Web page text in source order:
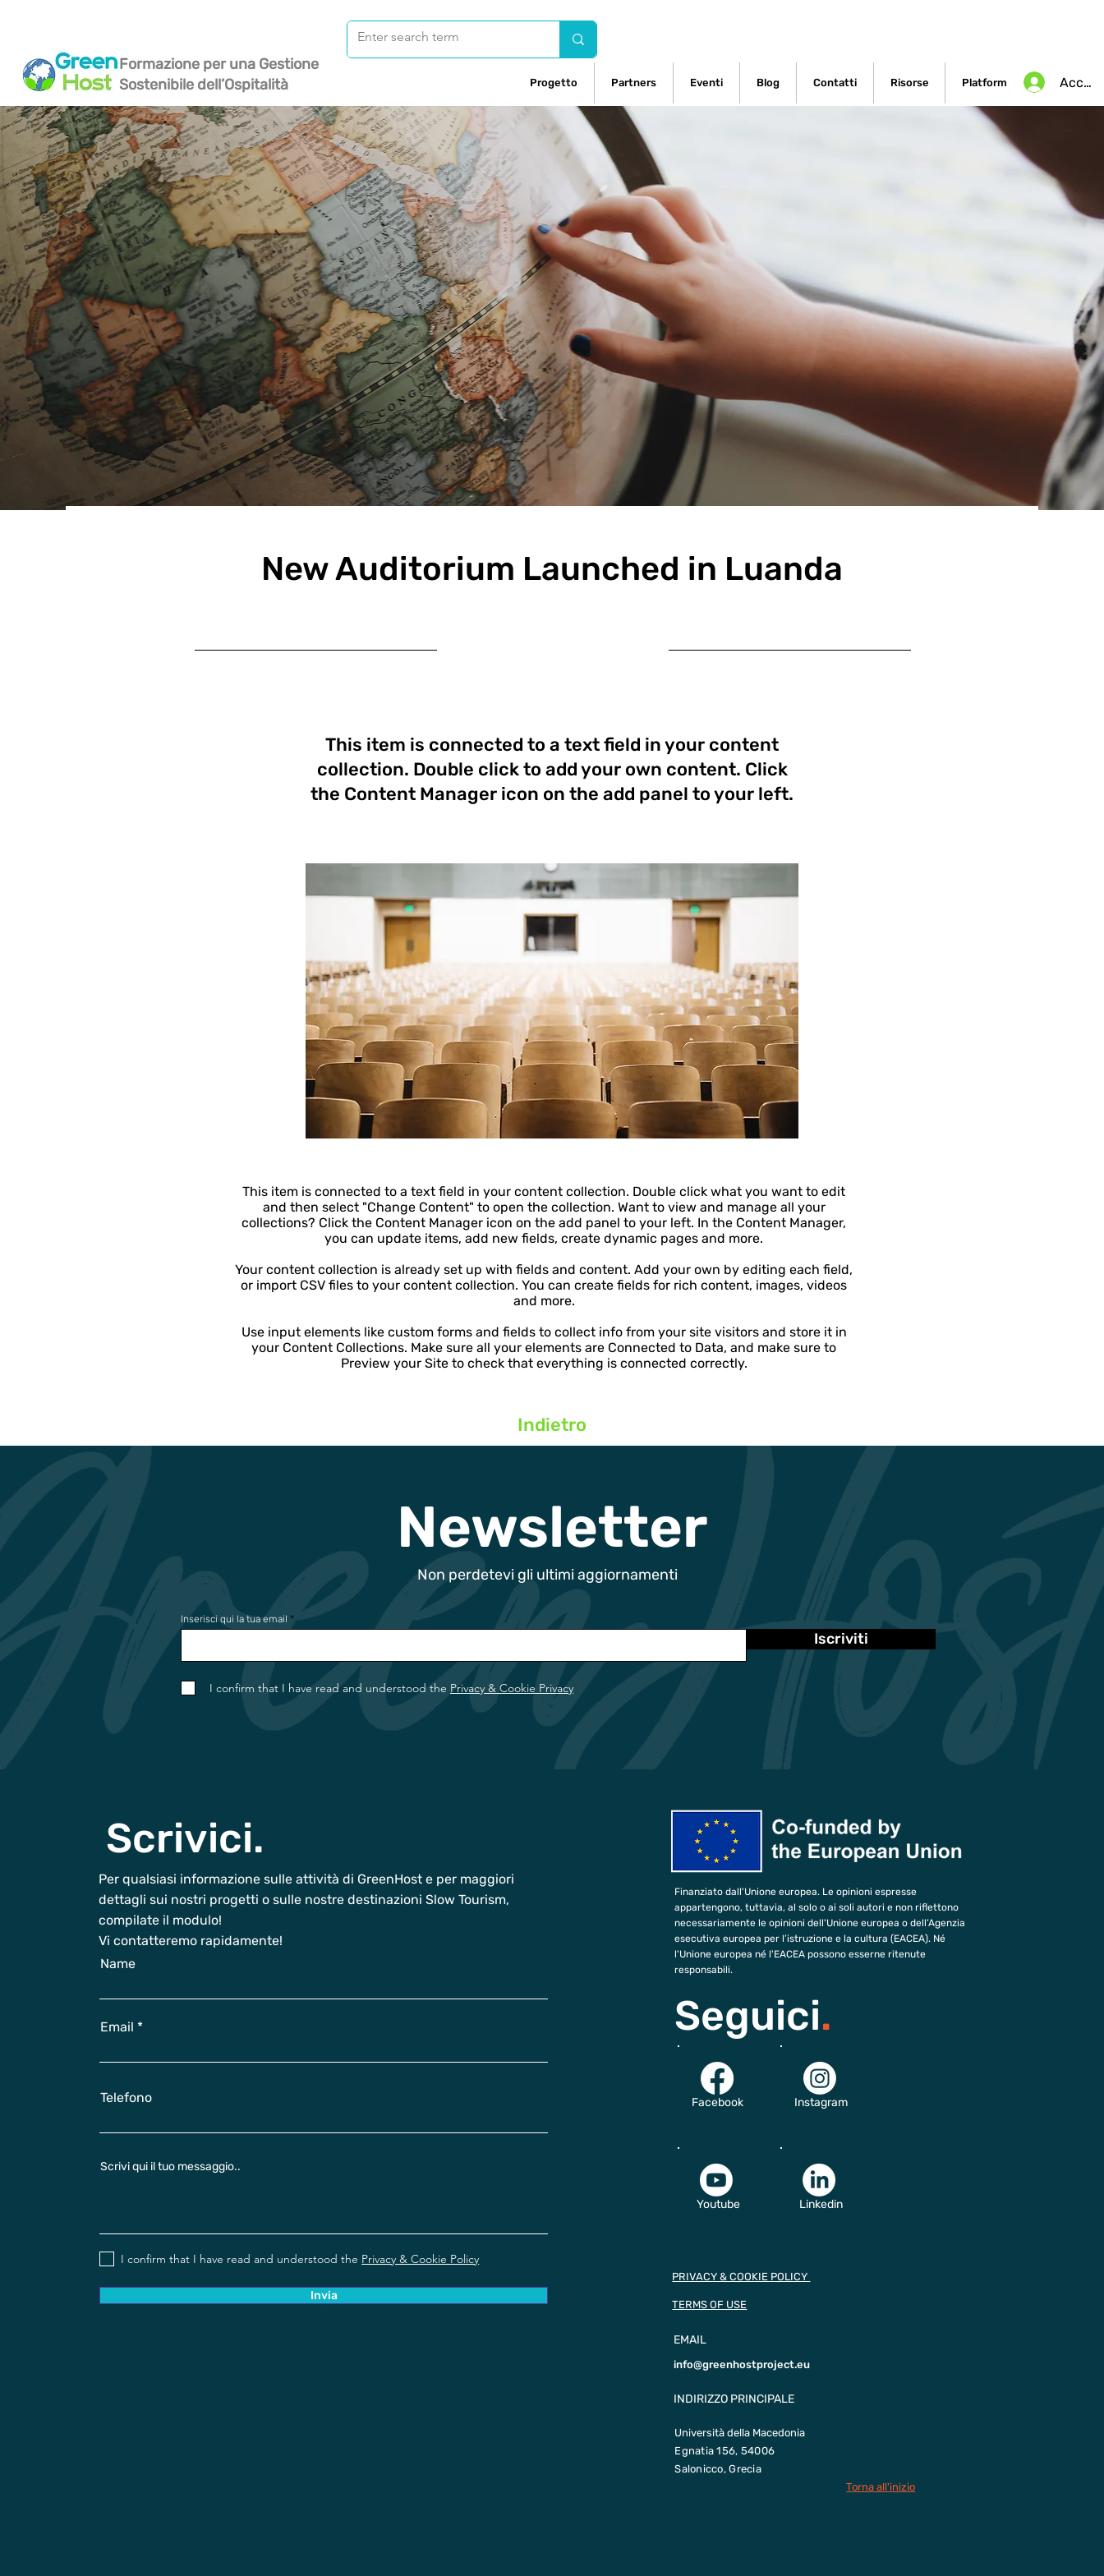
Formazione per una Gestione
Sostenibile dell’Ospitalità
Progetto Partners Eventi Blog Contatti Risorse Platform Accedi
New Auditorium Launched in Luanda
This item is connected to a text field in your content
collection. Double click to add your own content. Click
the Content Manager icon on the add panel to your left.
This item is connected to a text field in your content collection. Double click what you want to edit
and then select "Change Content" to open the collection. Want to view and manage all your
collections? Click the Content Manager icon on the add panel to your left. In the Content Manager,
you can update items, add new fields, create dynamic pages and more.
Your content collection is already set up with fields and content. Add your own by editing each field,
or import CSV files to your content collection. You can create fields for rich content, images, videos
and more.
Use input elements like custom forms and fields to collect info from your site visitors and store it in
your Content Collections. Make sure all your elements are Connected to Data, and make sure to
Preview your Site to check that everything is connected correctly.
Indietro
Newsletter
Non perdetevi gli ultimi aggiornamenti
Inserisci qui la tua email
Iscriviti
I confirm that I have read and understood the Privacy & Cookie Privacy
Scrivici.
Per qualsiasi informazione sulle attività di GreenHost e per maggiori
dettagli sui nostri progetti o sulle nostre destinazioni Slow Tourism,
compilate il modulo!
Vi contatteremo rapidamente!
Name
Email
Telefono
Scrivi qui il tuo messaggio..
I confirm that I have read and understood the Privacy & Cookie Policy
Invia
Finanziato dall'Unione europea. Le opinioni espresse
appartengono, tuttavia, al solo o ai soli autori e non riflettono
necessariamente le opinioni dell'Unione europea o dell’Agenzia
esecutiva europea per l’istruzione e la cultura (EACEA). Né
l'Unione europea né l'EACEA possono esserne ritenute
responsabili.
Seguici.
Facebook Instagram
Youtube Linkedin
PRIVACY & COOKIE POLICY
EMAIL
info@greenhostproject.eu
INDIRIZZO PRINCIPALE
Università della Macedonia
Egnatia 156, 54006
Salonicco, Grecia
Torna all'inizio
TERMS OF USE